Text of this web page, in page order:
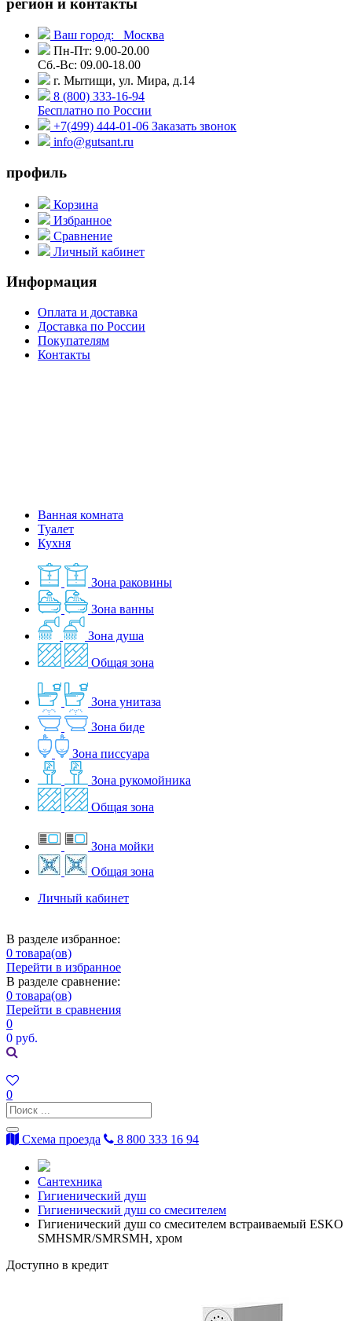
Ваш город:
Москва
Пн-Пт: 9.00-20.00
Сб.-Вс: 09.00-18.00
г. Мытищи, ул. Мира, д.14
8 (800) 333-16-94
Бесплатно по России
+7(499) 444-01-06 Заказать звонок
info@gutsant.ru
профиль
Корзина
Избранное
Сравнение
Личный кабинет
Информация
Оплата и доставка
Доставка по России
Покупателям
Контакты
Ванная комната
Туалет
Кухня
Зона раковины
Зона ванны
Зона душа
Общая зона
Зона унитаза
Зона биде
Зона писсуара
Зона рукомойника
Общая зона
Зона мойки
Общая зона
Личный кабинет
В разделе избранное:
0 товара(ов)
Перейти в избранное
В разделе сравнение:
0 товара(ов)
Перейти в сравнения
0
0 руб.
0
Схема проезда 8 800 333 16 94
Сантехника
Гигиенический душ
Гигиенический душ со смесителем
Гигиенический душ со смесителем встраиваемый ESKO
SMHSMR/SMRSMH, хром
Доступно в кредит